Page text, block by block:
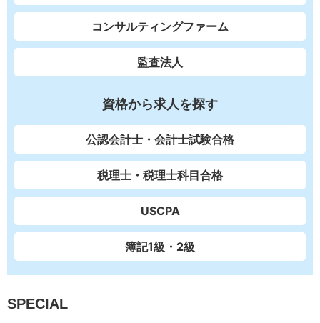
コンサルティングファーム
監査法人
資格から求人を探す
公認会計士・会計士試験合格
税理士・税理士科目合格
USCPA
簿記1級・2級
SPECIAL